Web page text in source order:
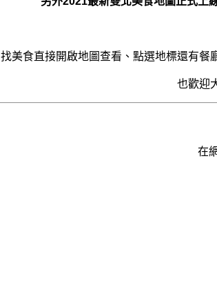
找美食直接開啟地圖查看、點選地標還有餐
也歡迎
在